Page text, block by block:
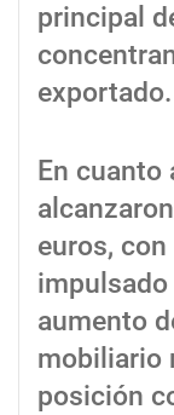
principal
exportado.
En cuanto
euros,
aumento
mobiliario
posición